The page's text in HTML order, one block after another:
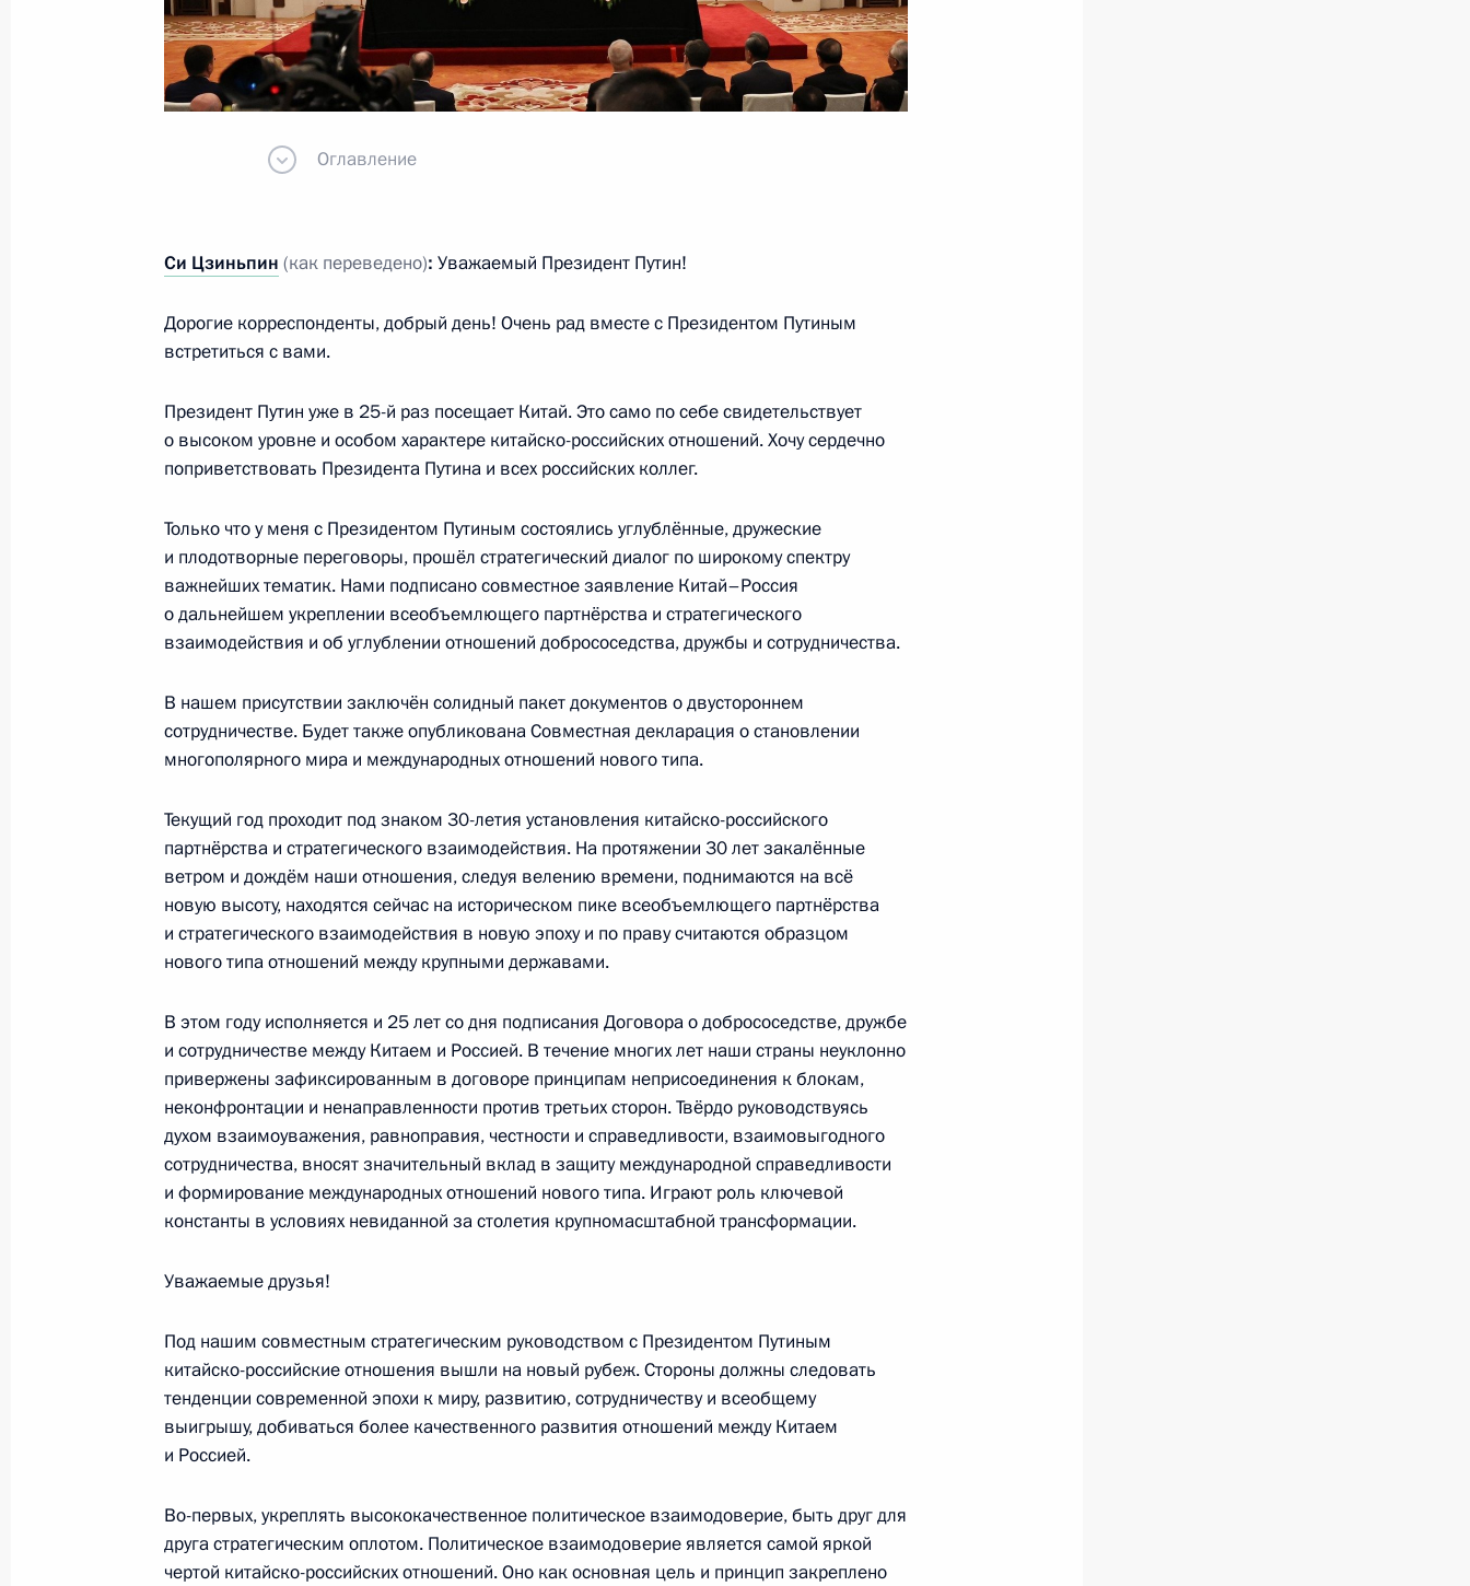
20 мая 2026 года, 10:00
20 мая 2026 года, 08:00
Беседа с Председателем КНР Си Цзиньпином
Российско-китайские переговоры
20 мая 2026 года, 06:10
Официальный визит в Китай
19 − 20 мая 2026 года
19 мая 2026 года, 03:00
19–20 мая Владимир Путин посетит КНР с официальным визитом
16 мая 2026 года, 09:00
Комментарий помощника Президента России Юрия Ушакова
с Председателем КНР Си Цзиньпином
4 февраля 2026 года, 15:10
Видеоконференция с Председателем КНР Си Цзиньпином
4 февраля 2026 года, 12:25
Российско-китайские переговоры
2 сентября 2025 года, 11:00
Встреча с Председателем КНР Си Цзиньпином и Президентом
Монголии Ухнагийн Хурэлсухом
Оглавление
Си Цзиньпин (как переведено): Уважаемый Президент Путин!
Дорогие корреспонденты, добрый день! Очень рад вместе с Президентом Путиным
встретиться с вами.
Президент Путин уже в 25-й раз посещает Китай. Это само по себе свидетельствует
о высоком уровне и особом характере китайско-российских отношений. Хочу сердечно
поприветствовать Президента Путина и всех российских коллег.
Только что у меня с Президентом Путиным состоялись углублённые, дружеские
и плодотворные переговоры, прошёл стратегический диалог по широкому спектру
важнейших тематик. Нами подписано совместное заявление Китай–Россия
о дальнейшем укреплении всеобъемлющего партнёрства и стратегического
взаимодействия и об углублении отношений добрососедства, дружбы и сотрудничества.
В нашем присутствии заключён солидный пакет документов о двустороннем
сотрудничестве. Будет также опубликована Совместная декларация о становлении
многополярного мира и международных отношений нового типа.
Текущий год проходит под знаком 30-летия установления китайско-российского
партнёрства и стратегического взаимодействия. На протяжении 30 лет закалённые
ветром и дождём наши отношения, следуя велению времени, поднимаются на всё
новую высоту, находятся сейчас на историческом пике всеобъемлющего партнёрства
и стратегического взаимодействия в новую эпоху и по праву считаются образцом
нового типа отношений между крупными державами.
В этом году исполняется и 25 лет со дня подписания Договора о добрососедстве, дружбе
и сотрудничестве между Китаем и Россией. В течение многих лет наши страны неуклонно
привержены зафиксированным в договоре принципам неприсоединения к блокам,
неконфронтации и ненаправленности против третьих сторон. Твёрдо руководствуясь
духом взаимоуважения, равноправия, честности и справедливости, взаимовыгодного
сотрудничества, вносят значительный вклад в защиту международной справедливости
и формирование международных отношений нового типа. Играют роль ключевой
константы в условиях невиданной за столетия крупномасштабной трансформации.
Уважаемые друзья!
Под нашим совместным стратегическим руководством с Президентом Путиным
китайско-российские отношения вышли на новый рубеж. Стороны должны следовать
тенденции современной эпохи к миру, развитию, сотрудничеству и всеобщему
выигрышу, добиваться более качественного развития отношений между Китаем
и Россией.
Во-первых, укреплять высококачественное политическое взаимодоверие, быть друг для
друга стратегическим оплотом. Политическое взаимодоверие является самой яркой
чертой китайско-российских отношений. Оно как основная цель и принцип закреплено